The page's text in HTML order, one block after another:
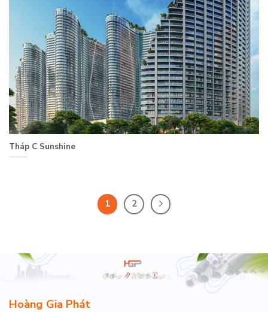
Tháp C Sunshine
1 2
Hoàng Gia Phát